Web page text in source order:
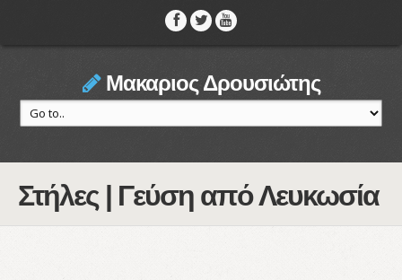
Μακαριος Δρουσιώτης
Στήλες | Γεύση από Λευκωσία